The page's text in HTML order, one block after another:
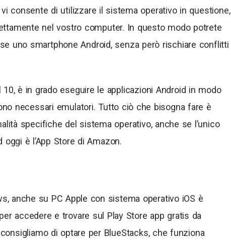
consente di utilizzare il sistema operativo in questione,
nel vostro computer. In questo modo potrete
uno smartphone Android, senza però rischiare conflitti
è in grado eseguire le applicazioni Android in modo
necessari emulatori. Tutto ciò che bisogna fare è
specifiche del sistema operativo, anche se l’unico
è l’App Store di Amazon.
anche su PC Apple con sistema operativo iOS è
accedere e trovare sul Play Store app gratis da
di optare per BlueStacks, che funziona